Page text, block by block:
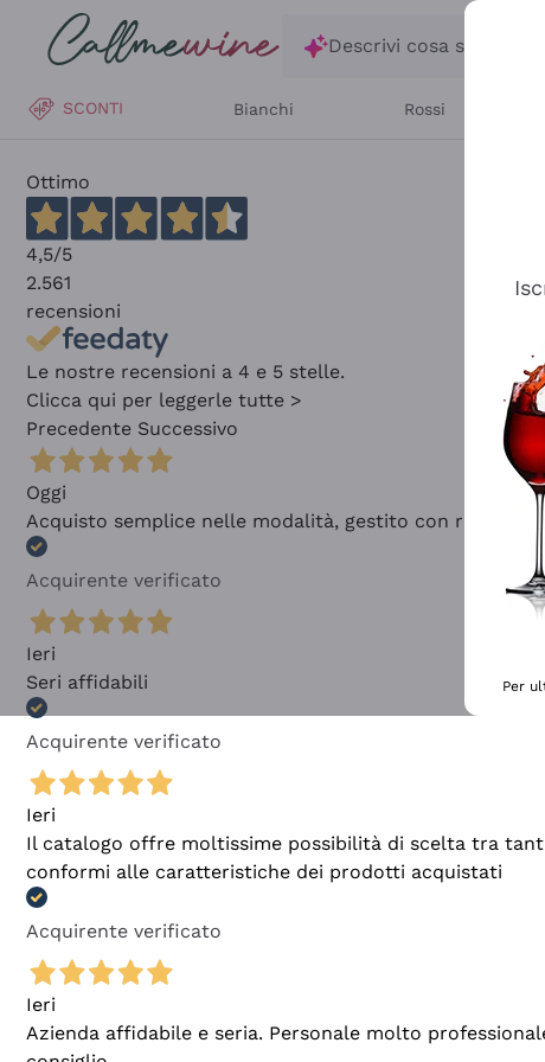
Salta al contenuto principale
Descrivi cosa stai
SCONTI Bianchi Rossi
Ottimo
4,5/5
2.561
recensioni
Le nostre recensioni a 4 e 5 stelle.
Clicca qui per leggerle tutte >
Precedente Successivo
Oggi
Acquisto semplice nelle modalità, gestito con rapidità e
Acquirente verificato
Ieri
Seri affidabili
Acquirente verificato
Ieri
Il catalogo offre moltissime possibilità di scelta tra
conformi alle caratteristiche dei prodotti acquistati
Acquirente verificato
Ieri
Azienda affidabile e seria. Personale molto
Per